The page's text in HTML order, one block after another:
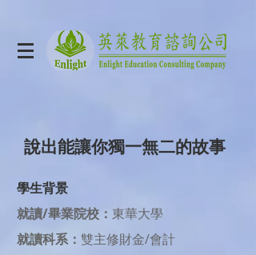
說出能讓你獨一無二的故事
學生背景
就讀/畢業院校： 東華大學
就讀科系： 雙主修財金/會計